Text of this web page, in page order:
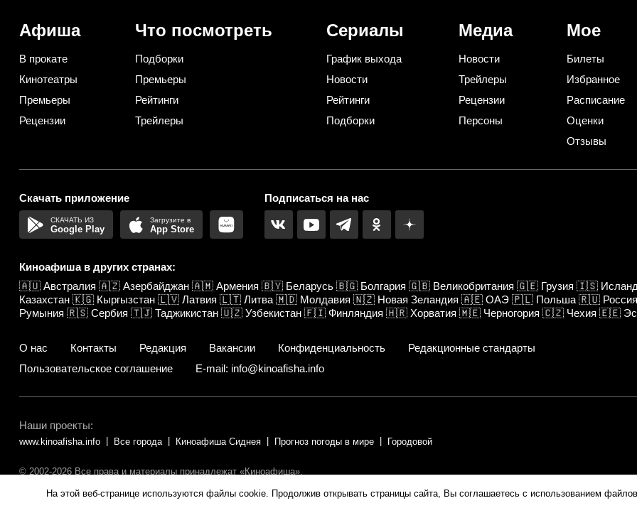
Афиша
В прокате
Кинотеатры
Премьеры
Рецензии
Что посмотреть
Подборки
Премьеры
Рейтинги
Трейлеры
Сериалы
График выхода
Новости
Рейтинги
Подборки
Медиа
Новости
Трейлеры
Рецензии
Персоны
Мое
Билеты
Избранное
Расписание
Оценки
Отзывы
Скачать приложение
Google Play App Store
Подписаться на нас
Киноафиша в других странах:
🇦🇺 Австралия 🇦🇿 Азербайджан 🇦🇲 Армения 🇧🇾 Беларусь 🇧🇬 Болгария 🇬🇧 Великобритания 🇬🇪 Грузия 🇮🇸
Казахстан 🇰🇬 Кыргызстан 🇱🇻 Латвия 🇱🇹 Литва 🇲🇩 Молдавия 🇳🇿 Новая Зеландия 🇦🇪 ОАЭ 🇵🇱 Польша 🇷🇺 Россия
Румыния 🇷🇸 Сербия 🇹🇯 Таджикистан 🇺🇿 Узбекистан 🇫🇮 Финляндия 🇭🇷 Хорватия 🇲🇪 Черногория 🇨🇿 Чехия 🇪🇪
О нас Контакты Редакция Вакансии Конфиденциальность
Редакционные стандарты
Пользовательское соглашение
E-mail: info@kinoafisha.info
Наши проекты:
www.kinoafisha.info Все города Киноафиша Сиднея Прогноз погоды в мире Городовой
© 2002-2026 Все права и материалы принадлежат «Киноафиша».
На этой веб-странице используются файлы cookie. Продолжив открывать страницы сайта, Вы соглашаетесь с использованием